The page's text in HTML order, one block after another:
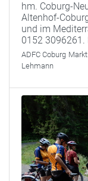
hm. Coburg-
Altenhof-
und im
0152 3096261.
ADFC Coburg
Lehmann